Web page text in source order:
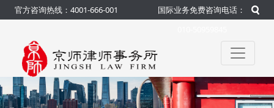
官方咨询热线：4001-666-001
国际业务免费咨询电话：